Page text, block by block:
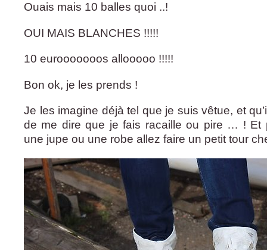
Ouais mais 10 balles quoi ..!
OUI MAIS BLANCHES !!!!!
10 eurooooooos allooooo !!!!!
Bon ok, je les prends !
Je les imagine déjà tel que je suis vêtue, et
de me dire que je fais racaille ou pire … ! Et
une jupe ou une robe allez faire un petit tour